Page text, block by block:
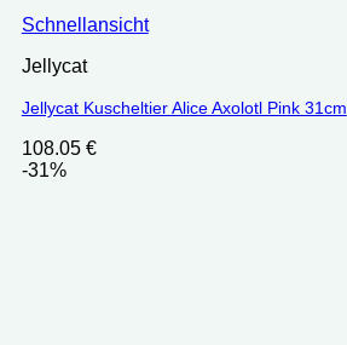
Schnellansicht
Jellycat
Jellycat Kuscheltier Alice Axolotl Pink 31cm
108.05 €
-31%